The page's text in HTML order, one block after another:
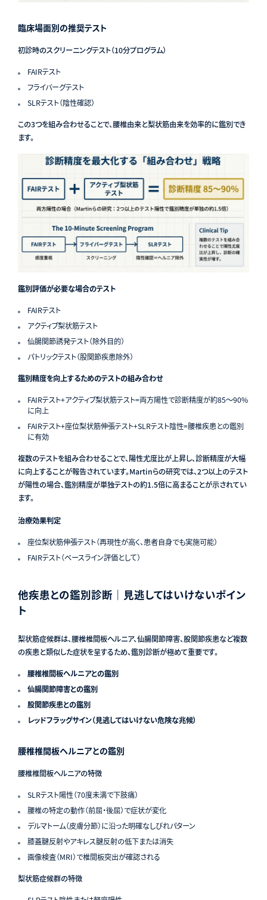
臨床場面別の推奨テスト
初診時のスクリーニングテスト（10分プログラム）
FAIRテスト
フライバーグテスト
SLRテスト（陰性確認）
この3つを組み合わせることで、腰椎由来と梨状筋由来を効率的に鑑別でき
ます。
鑑別評価が必要な場合のテスト
FAIRテスト
アクティブ梨状筋テスト
仙腸関節誘発テスト（除外目的）
パトリックテスト（股関節疾患除外）
鑑別精度を向上するためのテストの組み合わせ
FAIRテスト+アクティブ梨状筋テスト=両方陽性で診断精度が約85〜90%
に向上
FAIRテスト+座位梨状筋伸張テスト+SLRテスト陰性=腰椎疾患との鑑別
に有効
複数のテストを組み合わせることで、陽性尤度比が上昇し、診断精度が大幅
に向上することが報告されています。Martinらの研究では、2つ以上のテスト
が陽性の場合、鑑別精度が単独テストの約1.5倍に高まることが示されてい
ます。
治療効果判定
座位梨状筋伸張テスト（再現性が高く、患者自身でも実施可能）
FAIRテスト（ベースライン評価として）
他疾患との鑑別診断｜見逃してはいけないポイン
ト
梨状筋症候群は、腰椎椎間板ヘルニア、仙腸関節障害、股関節疾患など複数
の疾患と類似した症状を呈するため、鑑別診断が極めて重要です。
腰椎椎間板ヘルニアとの鑑別
仙腸関節障害との鑑別
股関節疾患との鑑別
レッドフラッグサイン（見逃してはいけない危険な兆候）
腰椎椎間板ヘルニアとの鑑別
腰椎椎間板ヘルニアの特徴
SLRテスト陽性（70度未満で下肢痛）
腰椎の特定の動作（前屈・後屈）で症状が変化
デルマトーム（皮膚分節）に沿った明確なしびれパターン
膝蓋腱反射やアキレス腱反射の低下または消失
画像検査（MRI）で椎間板突出が確認される
梨状筋症候群の特徴